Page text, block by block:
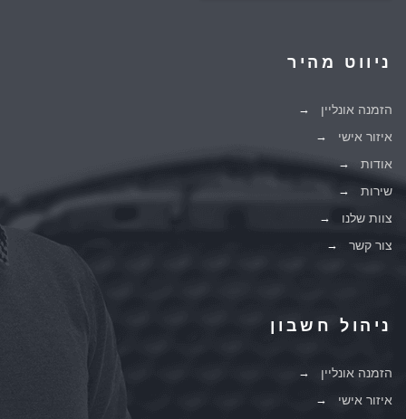
ניווט מהיר
הזמנה אונליין
איזור אישי
אודות
שירות
צוות שלנו
צור קשר
ניהול חשבון
הזמנה אונליין
איזור אישי